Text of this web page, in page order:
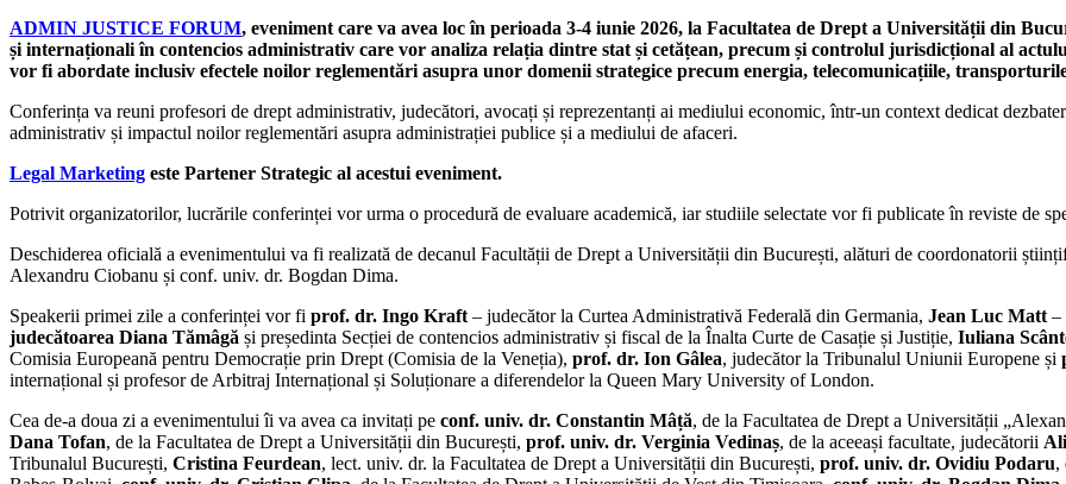
ADMIN JUSTICE FORUM, eveniment care va avea loc în perioada 3-4 iunie 2026, la Facultatea de Drept a Universității din
și internaționali în contencios administrativ care vor analiza relația dintre stat și cetățean, precum și controlul jurisdicțional al
vor fi abordate inclusiv efectele noilor reglementări asupra unor domenii strategice precum energia, telecomunicațiile,
Conferința va reuni profesori de drept administrativ, judecători, avocați și reprezentanți ai mediului economic, într-un context dedicat
administrativ și impactul noilor reglementări asupra administrației publice și a mediului de afaceri.
Legal Marketing este Partener Strategic al acestui eveniment.
Potrivit organizatorilor, lucrările conferinței vor urma o procedură de evaluare academică, iar studiile selectate vor fi publicate în reviste de
Deschiderea oficială a evenimentului va fi realizată de decanul Facultății de Drept a Universității din București, alături de coordonatorii
Alexandru Ciobanu și conf. univ. dr. Bogdan Dima.
Speakerii primei zile a conferinței vor fi prof. dr. Ingo Kraft – judecător la Curtea Administrativă Federală din Germania, Jean Luc Matt –
judecătoarea Diana Tămâgă și președinta Secției de contencios administrativ și fiscal de la Înalta Curte de Casație și Justiție, Iuliana
Comisia Europeană pentru Democrație prin Drept (Comisia de la Veneția), prof. dr. Ion Gâlea, judecător la Tribunalul Uniunii Europene și
internațional și profesor de Arbitraj Internațional și Soluționare a diferendelor la Queen Mary University of London.
Cea de-a doua zi a evenimentului îi va avea ca invitați pe conf. univ. dr. Constantin Mâță, de la Facultatea de Drept a Universității
Dana Tofan, de la Facultatea de Drept a Universității din București, prof. univ. dr. Verginia Vedinaș, de la aceeași facultate, judecătorii
Tribunalul București, Cristina Feurdean, lect. univ. dr. la Facultatea de Drept a Universității din București, prof. univ. dr. Ovidiu Podaru,